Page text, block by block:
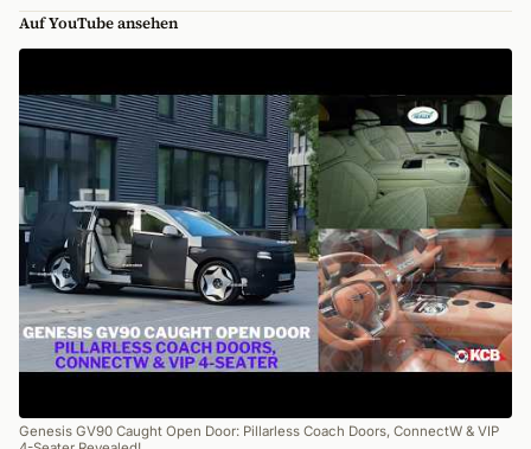
Auf YouTube ansehen
Genesis GV90 Caught Open Door: Pillarless Coach Doors, ConnectW & VIP